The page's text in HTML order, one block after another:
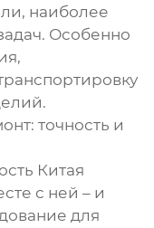
наиболее
Особенно
точность и
Китая
с ней – и
для